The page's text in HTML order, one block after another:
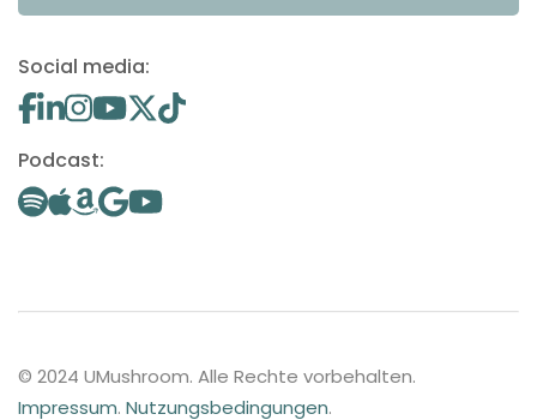
Social media:
Podcast:
© 2024 UMushroom. Alle Rechte vorbehalten.
Impressum. Nutzungsbedingungen.